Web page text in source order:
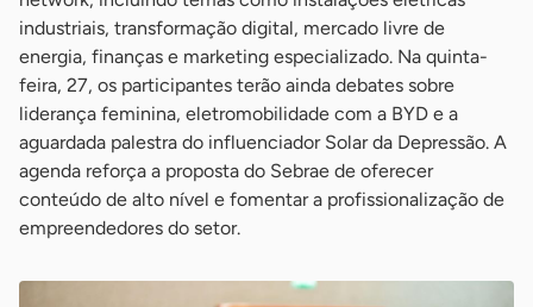
industriais, transformação digital, mercado livre de
energia, finanças e marketing especializado. Na quinta-
feira, 27, os participantes terão ainda debates sobre
liderança feminina, eletromobilidade com a BYD e a
aguardada palestra do influenciador Solar da Depressão. A
agenda reforça a proposta do Sebrae de oferecer
conteúdo de alto nível e fomentar a profissionalização de
empreendedores do setor.